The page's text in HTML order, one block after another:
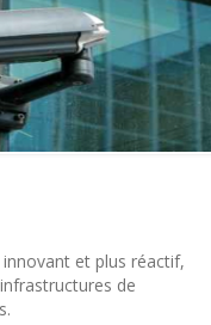
et plus réactif,
de